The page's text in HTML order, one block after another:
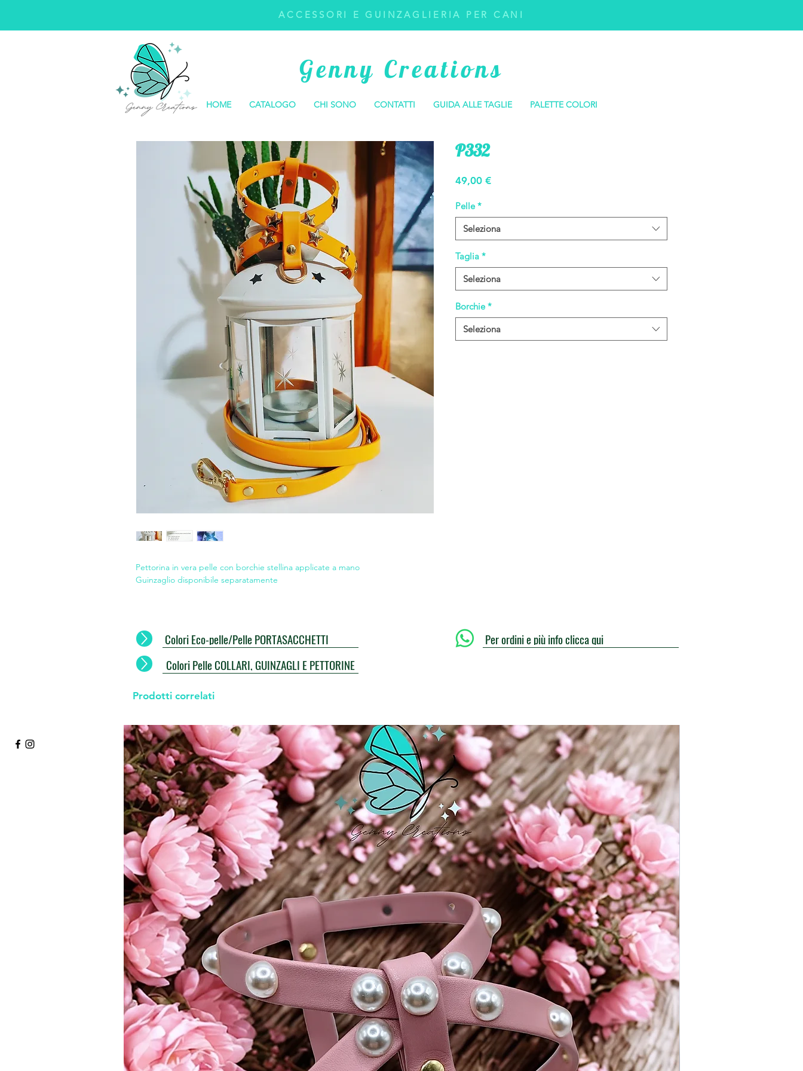
ACCESSORI E GUINZAGLIERIA PER CANI
Genny Creations
HOME CATALOGO CHI SONO CONTATTI GUIDA ALLE TAGLIE PALETTE COLORI
Pettorina in vera pelle con borchie stellina applicate a mano
Guinzaglio disponibile separatamente
P332
49,00 €Prezzo
Pelle *
Seleziona
Taglia *
Seleziona
Borchie *
Seleziona
Colori Eco-pelle/Pelle PORTASACCHETTI
Colori Pelle COLLARI, GUINZAGLI E PETTORINE
Per ordini e più info clicca qui
Prodotti correlati